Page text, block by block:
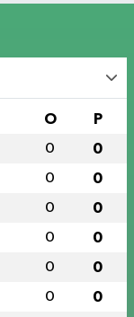
O P
0 0
0 0
0 0
0 0
0 0
0 0